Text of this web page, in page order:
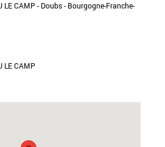
LE CAMP - Doubs - Bourgogne-Franche-
LE CAMP